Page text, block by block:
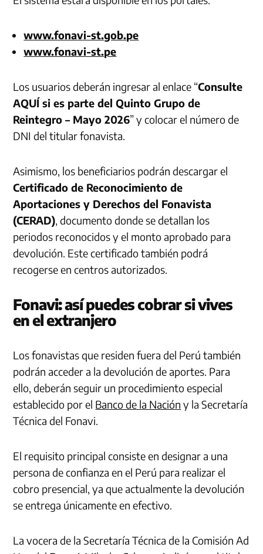
www.fonavi-st.gob.pe
www.fonavi-st.pe
Los usuarios deberán ingresar al enlace “Consulte
AQUÍ si es parte del Quinto Grupo de
Reintegro – Mayo 2026” y colocar el número de
DNI del titular fonavista.
Asimismo, los beneficiarios podrán descargar el
Certificado de Reconocimiento de
Aportaciones y Derechos del Fonavista
(CERAD) , documento donde se detallan los
periodos reconocidos y el monto aprobado para
devolución. Este certificado también podrá
recogerse en centros autorizados.
Fonavi: así puedes cobrar si vives
en el extranjero
Los fonavistas que residen fuera del Perú también
podrán acceder a la devolución de aportes. Para
ello, deberán seguir un procedimiento especial
establecido por el Banco de la Nación y la Secretaría
Técnica del Fonavi.
El requisito principal consiste en designar a una
persona de confianza en el Perú para realizar el
cobro presencial, ya que actualmente la devolución
se entrega únicamente en efectivo.
La vocera de la Secretaría Técnica de la Comisión Ad